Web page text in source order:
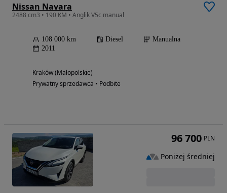
Nissan Navara
2488 cm3 • 190 KM • Anglik V5c manual
108 000 km Diesel
Manualna
2011
Kraków (Małopolskie)
Prywatny sprzedawca • Podbite
96 700 PLN
Poniżej średniej